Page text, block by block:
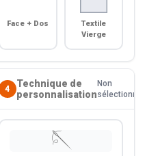
Face + Dos
Textile
Vierge
4
Technique de
personnalisation
Non
sélectionné
🪡